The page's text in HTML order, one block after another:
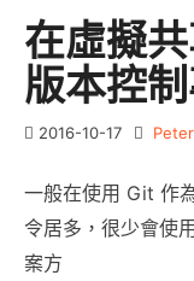
在虛擬
版本控
2016-10-17
一般在使用 Git 作
令居多，很少會使
案方